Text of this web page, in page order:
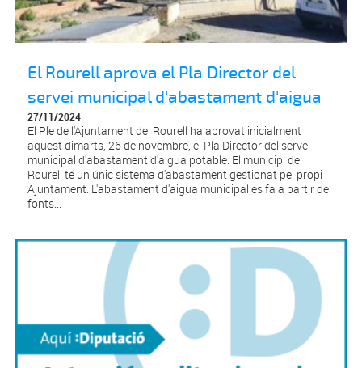
El Rourell aprova el Pla Director del
servei municipal d'abastament d'aigua
27/11/2024
El Ple de l'Ajuntament del Rourell ha aprovat inicialment
aquest dimarts, 26 de novembre, el Pla Director del servei
municipal d'abastament d'aigua potable. El municipi del
Rourell té un únic sistema d'abastament gestionat pel propi
Ajuntament. L'abastament d'aigua municipal es fa a partir de
fonts...